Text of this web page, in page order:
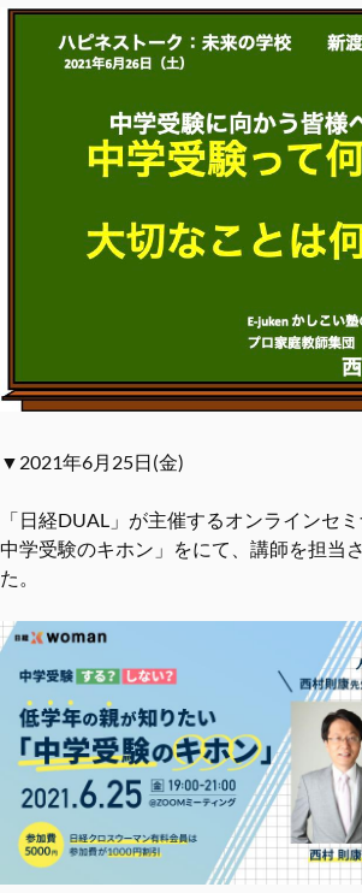
▼2021年6月25日(金)
「日経DUAL」が主催するオンラインセ
中学受験のキホン」をにて、講師を担当
た。